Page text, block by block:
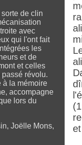
de clin
avec
qui l'ont fait
les
et de
et celles
révolu.
à la mémoire
accompagne
lors du
Joëlle Mons,